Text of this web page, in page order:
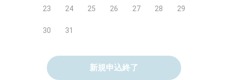
23 24 25 26 27 28 29
30 31
新規申込終了